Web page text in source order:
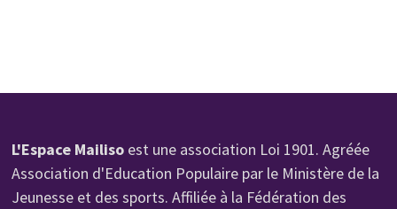
L'Espace Mailiso est une association Loi 1901. Agréée
Association d'Education Populaire par le Ministère de la
Jeunesse et des sports. Affiliée à la Fédération des